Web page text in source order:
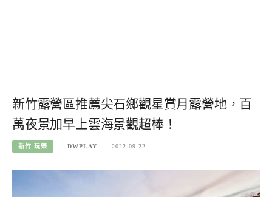
新竹露營區推薦尖石鄉觀星賞月露營地，百
萬夜景加早上雲海景觀超棒！
新竹-玩樂 DWPLAY 2022-09-22